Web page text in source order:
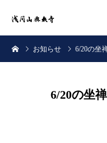
お知らせ 6/20の坐
6/20の坐